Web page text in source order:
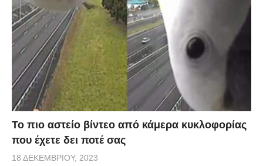
Το πιο αστείο βίντεο από κάμερα κυκλοφορίας
που έχετε δει ποτέ σας
18 ΔΕΚΕΜΒΡΊΟΥ, 2023